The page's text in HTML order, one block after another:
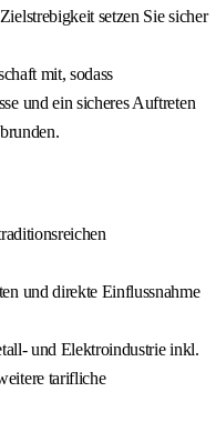
setzen Sie sicher
mit, sodass
und ein sicheres Auftreten
und direkte Einflussnahme
und Elektroindustrie inkl.
tarifliche